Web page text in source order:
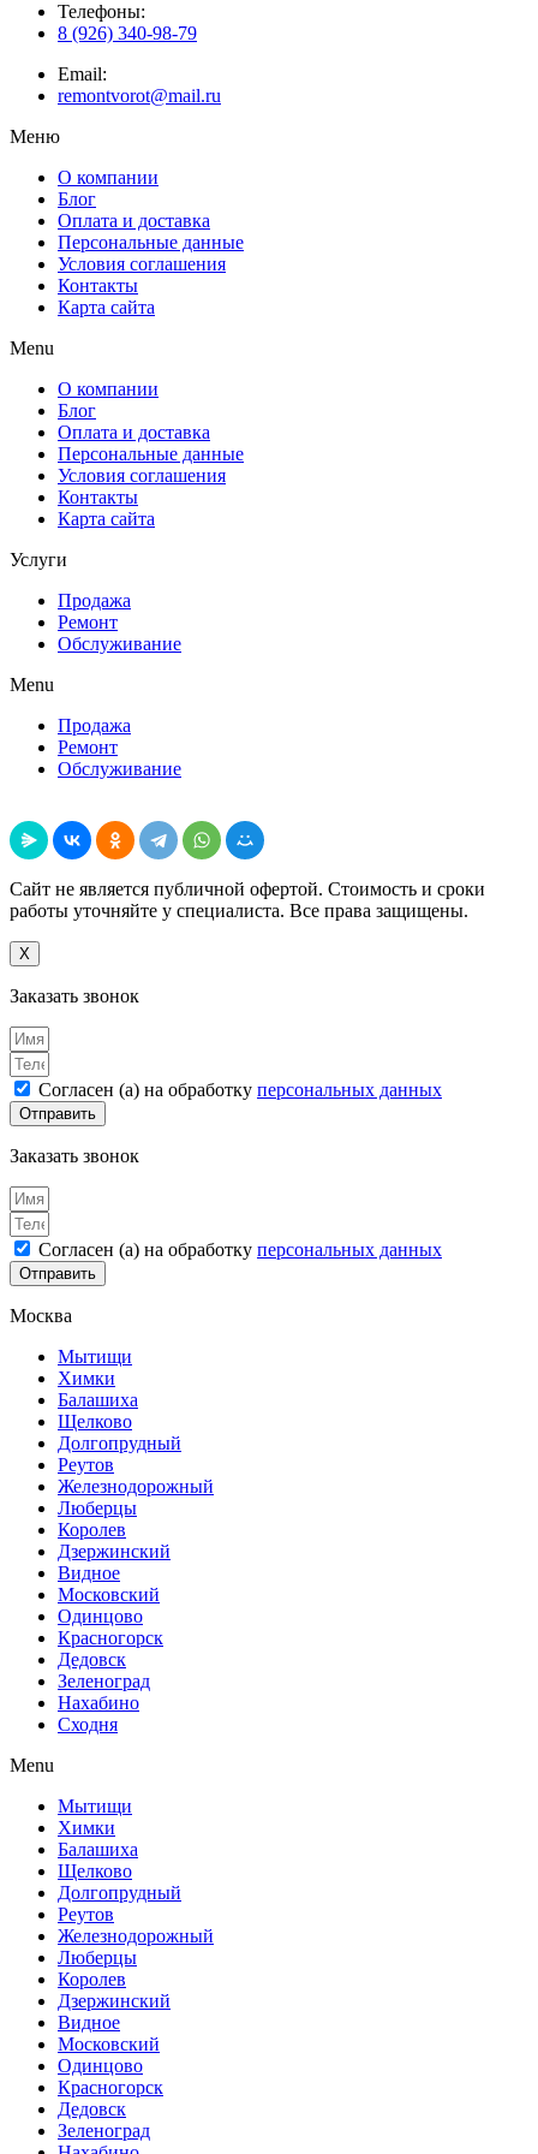
Телефоны:
8 (926) 340-98-79
Email:
remontvorot@mail.ru
Меню
О компании
Блог
Оплата и доставка
Персональные данные
Условия соглашения
Контакты
Карта сайта
Menu
О компании
Блог
Оплата и доставка
Персональные данные
Условия соглашения
Контакты
Карта сайта
Услуги
Продажа
Ремонт
Обслуживание
Menu
Продажа
Ремонт
Обслуживание
Сайт не является публичной офертой. Стоимость и сроки
работы уточняйте у специалиста. Все права защищены.
X
Заказать звонок
Согласен (а) на обработку персональных данных
Отправить
Заказать звонок
Согласен (а) на обработку персональных данных
Отправить
Москва
Мытищи
Химки
Балашиха
Щелково
Долгопрудный
Реутов
Железнодорожный
Люберцы
Королев
Дзержинский
Видное
Московский
Одинцово
Красногорск
Дедовск
Зеленоград
Нахабино
Сходня
Menu
Мытищи
Химки
Балашиха
Щелково
Долгопрудный
Реутов
Железнодорожный
Люберцы
Королев
Дзержинский
Видное
Московский
Одинцово
Красногорск
Дедовск
Зеленоград